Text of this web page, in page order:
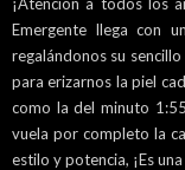
Emergente llega con
regalándonos su sencillo
para erizarnos la piel
como la del minuto
vuela por completo la
estilo y potencia, ¡Es